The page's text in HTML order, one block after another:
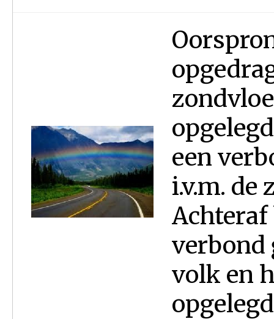
een
i.v.m. de
verbond
volk en